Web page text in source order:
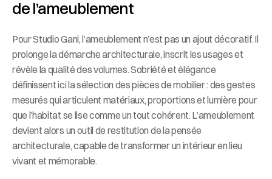
de l’ameublement
Pour Studio Gani, l’ameublement n’est pas un ajout décoratif. Il
prolonge la démarche architecturale, inscrit les usages et
révèle la qualité des volumes. Sobriété et élégance
définissent ici la sélection des pièces de mobilier : des gestes
mesurés qui articulent matériaux, proportions et lumière pour
que l’habitat se lise comme un tout cohérent. L’ameublement
devient alors un outil de restitution de la pensée
architecturale, capable de transformer un intérieur en lieu
vivant et mémorable.